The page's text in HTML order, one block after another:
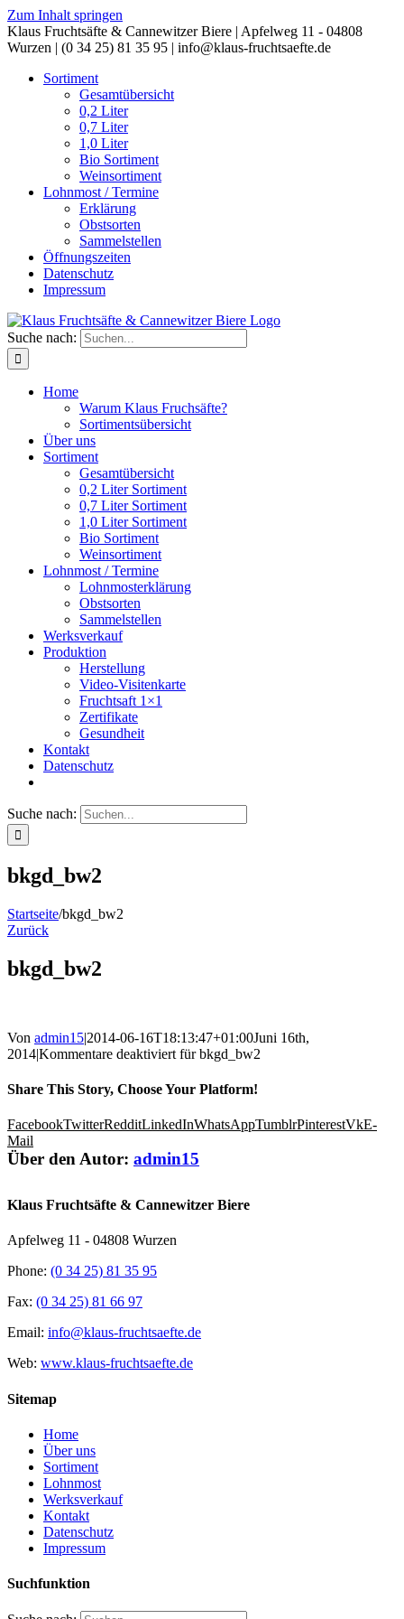
Zum Inhalt springen
Klaus Fruchtsäfte & Cannewitzer Biere | Apfelweg 11 - 04808
Wurzen | (0 34 25) 81 35 95 | info@klaus-fruchtsaefte.de
Sortiment
Gesamtübersicht
0,2 Liter
0,7 Liter
1,0 Liter
Bio Sortiment
Weinsortiment
Lohnmost / Termine
Erklärung
Obstsorten
Sammelstellen
Öffnungszeiten
Datenschutz
Impressum
Suche nach:
Home
Warum Klaus Fruchsäfte?
Sortimentsübersicht
Über uns
Sortiment
Gesamtübersicht
0,2 Liter Sortiment
0,7 Liter Sortiment
1,0 Liter Sortiment
Bio Sortiment
Weinsortiment
Lohnmost / Termine
Lohnmosterklärung
Obstsorten
Sammelstellen
Werksverkauf
Produktion
Herstellung
Video-Visitenkarte
Fruchtsaft 1×1
Zertifikate
Gesundheit
Kontakt
Datenschutz
Suche nach:
bkgd_bw2
Startseite/bkgd_bw2
Zurück
bkgd_bw2
Von admin15|2014-06-16T18:13:47+01:00Juni 16th,
2014|Kommentare deaktiviert für bkgd_bw2
Share This Story, Choose Your Platform!
FacebookTwitterRedditLinkedInWhatsAppTumblrPinterestVkE-
Mail
Über den Autor: admin15
Klaus Fruchtsäfte & Cannewitzer Biere
Apfelweg 11 - 04808 Wurzen
Phone: (0 34 25) 81 35 95
Fax: (0 34 25) 81 66 97
Email: info@klaus-fruchtsaefte.de
Web: www.klaus-fruchtsaefte.de
Sitemap
Home
Über uns
Sortiment
Lohnmost
Werksverkauf
Kontakt
Datenschutz
Impressum
Suchfunktion